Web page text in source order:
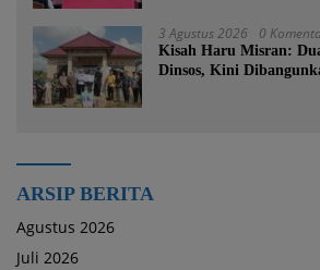
3 Agustus 2026 0
Kisah Haru Misran:
Dinsos, Kini
ARSIP BERITA
Agustus 2026
Juli 2026